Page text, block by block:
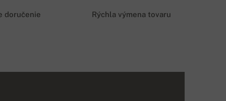
doručenie Rýchla výmena tovaru